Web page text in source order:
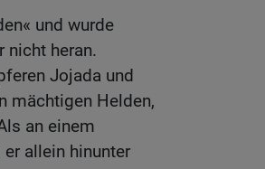
und wurde
nicht heran.
Jojada und
mächtigen Helden,
an einem
er allein hinunter